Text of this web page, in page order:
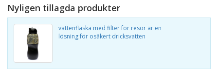
Nyligen tillagda produkter
vattenflaska med filter för resor är en
lösning för osäkert dricksvatten